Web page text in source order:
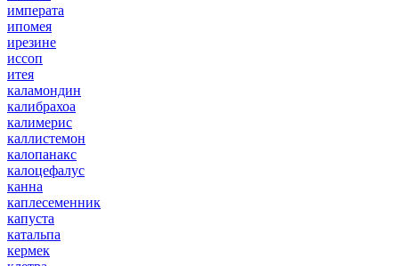
императа
ипомея
ирезине
иссоп
итея
каламондин
калибрахоа
калимерис
каллистемон
калопанакс
калоцефалус
канна
каплесеменник
капуста
катальпа
кермек